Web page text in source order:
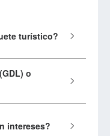
turístico?
o
intereses?